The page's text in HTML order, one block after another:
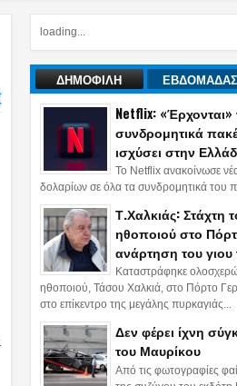
loading...
ΔΗΜΟΦΙΛΗ ΕΒΔΟΜΑΔΑΣ
Netflix: «Έρχονται»
συνδρομητικά
ισχύσει στην
Το Netflix ανακοίνωσε
δολαρίων σε όλα τα συνδρομητικά του
Τ.Χαλκιάς: Στάχτη
ηθοποιού στο
ανάρτηση του
Καταστράφηκε
ηθοποιού, Τάσου Χαλκιά, στο Πόρτο
στο επίκεντρο της μεγάλης πυρκαγιάς...
Δεν φέρει ίχνη
του Μαυρίκου
Από τις φωτογραφίες